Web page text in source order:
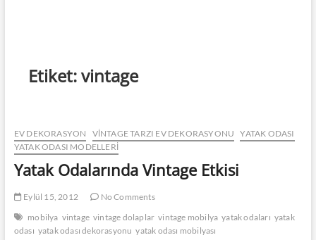
Etiket:vintage
EV DEKORASYON VINTAGE TARZI EV DEKORASYONU
YATAK ODASI
YATAK ODASI MODELLERI
Yatak Odalarında Vintage Etkisi
Eylül 15, 2012
No Comments
mobilya vintage vintage dolaplar vintage mobilya yatak odaları yatak
odası yatak odası dekorasyonu yatak odası mobilyası